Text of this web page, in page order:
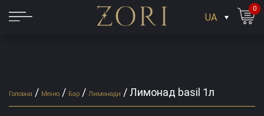
UA
0
Головна / Меню / Бар / Лимонади /Лимонад basil 1л